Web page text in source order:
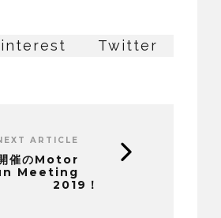
Twitter
ARTICLE
催のMotor
Meeting
2019！